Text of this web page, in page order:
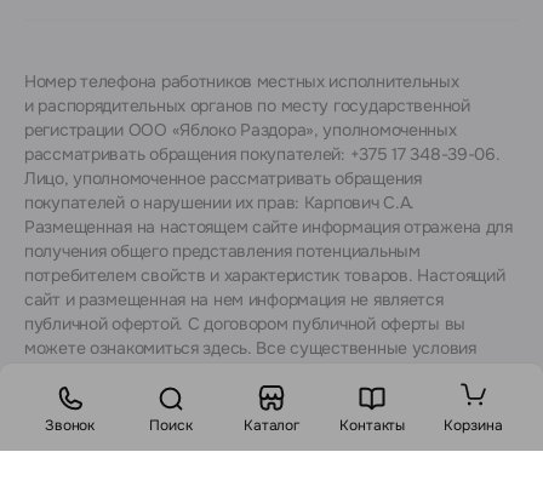
Номер телефона работников местных исполнительных
и распорядительных органов по месту государственной
регистрации ООО «Яблоко Раздора», уполномоченных
рассматривать обращения покупателей: +375 17 348-39-06.
Лицо, уполномоченное рассматривать обращения
покупателей о нарушении их прав: Карпович С.А.
Размещенная на настоящем сайте информация отражена для
получения общего представления потенциальным
потребителем свойств и характеристик товаров. Настоящий
сайт и размещенная на нем информация не является
публичной офертой. С договором публичной оферты вы
можете ознакомиться здесь. Все существенные условия
с консультантами.
Звонок Поиск Каталог Контакты Корзина